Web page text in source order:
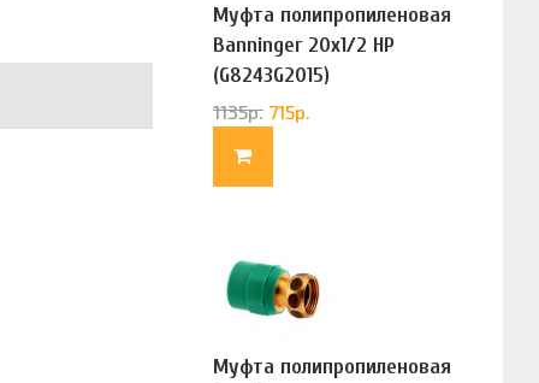
Муфта полипропиленовая
Banninger 20х1/2 НР
(G8243G2015)
1135р. 715р.
Муфта полипропиленовая